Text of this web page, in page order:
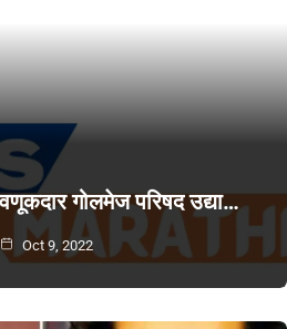
गोलमेज परिषद उद्या…
Oct 9, 2022